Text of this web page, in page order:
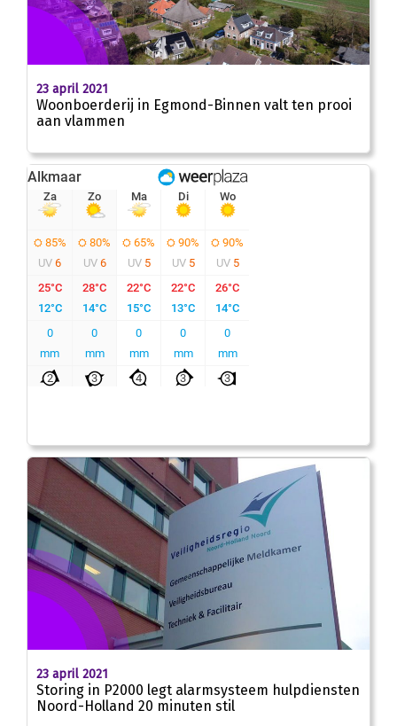
23 april 2021
Woonboerderij in Egmond-Binnen valt ten prooi
aan vlammen
23 april 2021
Storing in P2000 legt alarmsysteem hulpdiensten
Noord-Holland 20 minuten stil